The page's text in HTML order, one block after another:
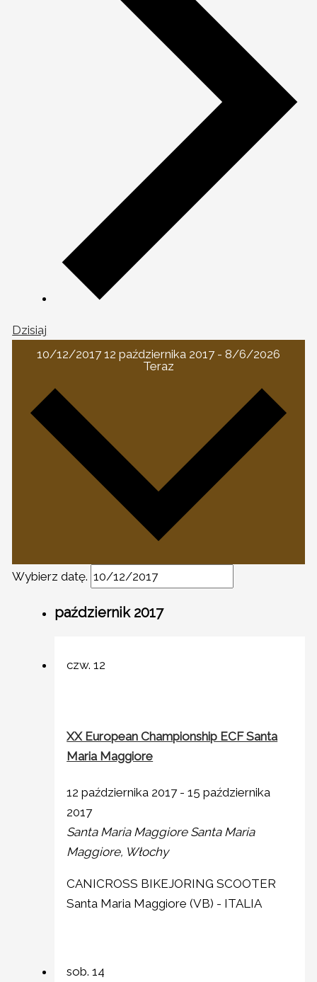
Dzisiaj
10/12/201712 października 2017 - 8/6/2026
Teraz
Wybierz datę.
październik 2017
czw.12
XX European Championship ECF Santa
Maria Maggiore
12 października 2017-15 października
2017
Santa Maria Maggiore Santa Maria
Maggiore, Włochy
CANICROSS BIKEJORING SCOOTER
Santa Maria Maggiore (VB) - ITALIA
sob.14